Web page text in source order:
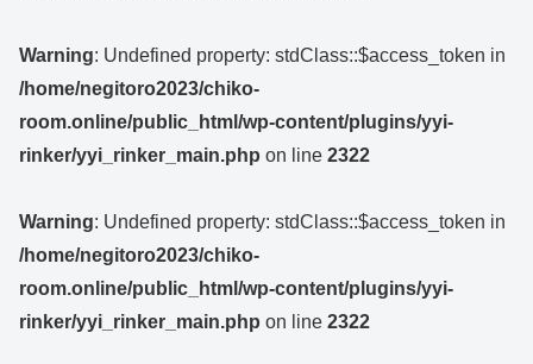
Warning: Undefined property: stdClass::$access_token in
/home/negitoro2023/chiko-
room.online/public_html/wp-content/plugins/yyi-
rinker/yyi_rinker_main.php on line 2322
Warning: Undefined property: stdClass::$access_token in
/home/negitoro2023/chiko-
room.online/public_html/wp-content/plugins/yyi-
rinker/yyi_rinker_main.php on line 2322